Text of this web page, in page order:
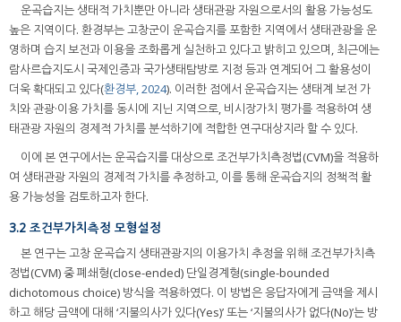
운곡습지는 생태적 가치뿐만 아니라 생태관광 자원으로서의 활용 가능성도
높은 지역이다. 환경부는 고창군이 운곡습지를 포함한 지역에서 생태관광을 운
영하며 습지 보전과 이용을 조화롭게 실천하고 있다고 밝히고 있으며, 최근에는
람사르습지도시 국제인증과 국가생태탐방로 지정 등과 연계되어 그 활용성이
더욱 확대되고 있다(환경부, 2024). 이러한 점에서 운곡습지는 생태계 보전 가
치와 관광·이용 가치를 동시에 지닌 지역으로, 비시장가치 평가를 적용하여 생
태관광 자원의 경제적 가치를 분석하기에 적합한 연구대상지라 할 수 있다.
이에 본 연구에서는 운곡습지를 대상으로 조건부가치측정법(CVM)을 적용하
여 생태관광 자원의 경제적 가치를 추정하고, 이를 통해 운곡습지의 정책적 활
용 가능성을 검토하고자 한다.
3.2 조건부가치측정 모형설정
본 연구는 고창 운곡습지 생태관광지의 이용가치 추정을 위해 조건부가치측
정법(CVM) 중 폐쇄형(close-ended) 단일경계형(single-bounded
dichotomous choice) 방식을 적용하였다. 이 방법은 응답자에게 금액을 제시
하고 해당 금액에 대해 ‘지불의사가 있다(Yes)’ 또는 ‘지불의사가 없다(No)’는 방